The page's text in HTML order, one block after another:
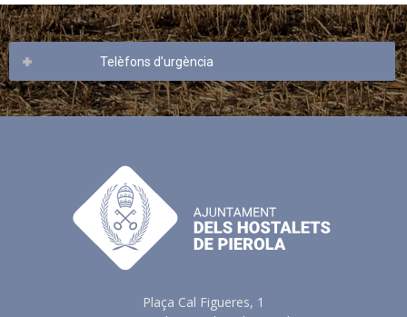
Telèfons d’urgència
Plaça Cal Figueres, 1